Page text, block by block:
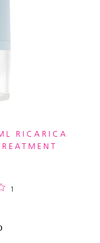
RICARICA
1